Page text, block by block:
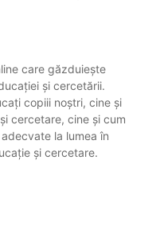
care găzduiește
și cercetării.
copiii noștri, cine și
cercetare, cine și cum
la lumea în
și cercetare.